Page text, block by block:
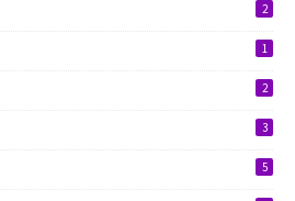
2
1
2
3
5